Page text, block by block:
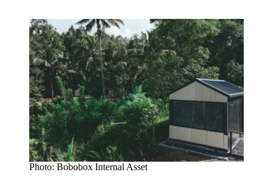
Photo: Bobobox Internal Asset